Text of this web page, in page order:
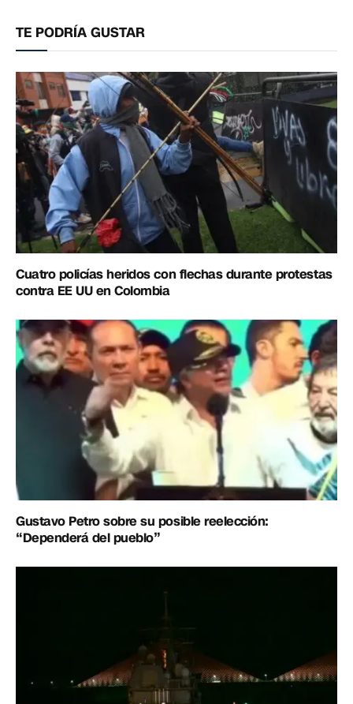
TE PODRÍA GUSTAR
Cuatro policías heridos con flechas durante protestas
contra EE UU en Colombia
Gustavo Petro sobre su posible reelección:
“Dependerá del pueblo”